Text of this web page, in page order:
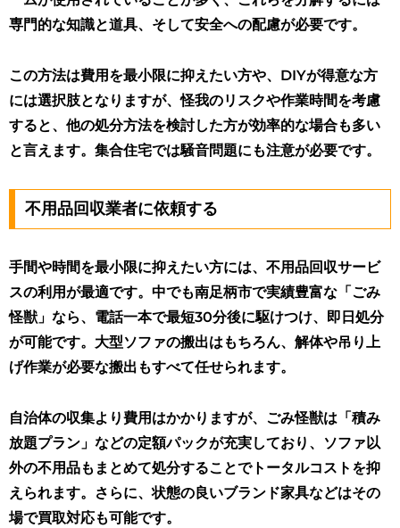
専門的な知識と道具、そして安全への配慮が必要です。
この方法は費用を最小限に抑えたい方や、DIYが得意な方
には選択肢となりますが、怪我のリスクや作業時間を考慮
すると、他の処分方法を検討した方が効率的な場合も多い
と言えます。集合住宅では騒音問題にも注意が必要です。
不用品回収業者に依頼する
手間や時間を最小限に抑えたい方には、不用品回収サービ
スの利用が最適です。中でも南足柄市で実績豊富な「ごみ
怪獣」なら、電話一本で最短30分後に駆けつけ、即日処分
が可能です。大型ソファの搬出はもちろん、解体や吊り上
げ作業が必要な搬出もすべて任せられます。
自治体の収集より費用はかかりますが、ごみ怪獣は「積み
放題プラン」などの定額パックが充実しており、ソファ以
外の不用品もまとめて処分することでトータルコストを抑
えられます。さらに、状態の良いブランド家具などはその
場で買取対応も可能です。